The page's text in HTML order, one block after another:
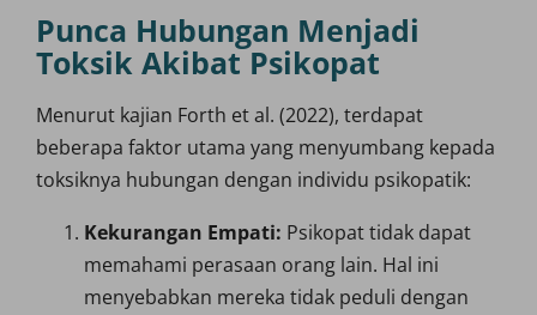
Punca Hubungan Menjadi
Toksik Akibat Psikopat
Menurut kajian Forth et al. (2022), terdapat
beberapa faktor utama yang menyumbang kepada
toksiknya hubungan dengan individu psikopatik:
Kekurangan Empati: Psikopat tidak dapat
memahami perasaan orang lain. Hal ini
menyebabkan mereka tidak peduli dengan